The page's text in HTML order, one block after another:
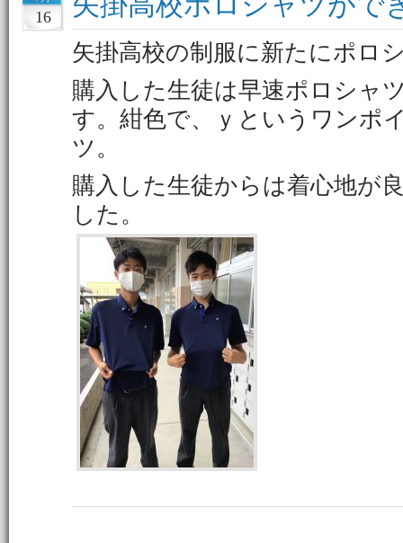
16
矢掛高校の制服に新たにポロ
購入した生徒は早速ポロシャ
す。紺色で、ｙというワンポ
ツ。
購入した生徒からは着心地が
した。